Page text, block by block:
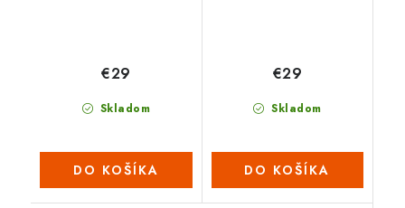
Skladom
€29
DO KOŠÍKA
Skladom
€29
DO KOŠÍKA